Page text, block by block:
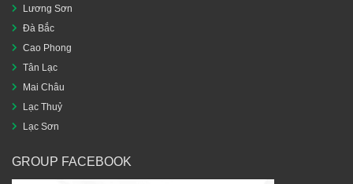
Lương Sơn
Đà Bắc
Cao Phong
Tân Lạc
Mai Châu
Lạc Thuỷ
Lạc Sơn
GROUP FACEBOOK